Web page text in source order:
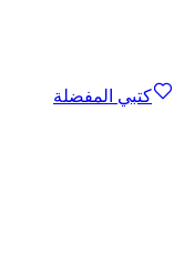
كتبي المفضلة